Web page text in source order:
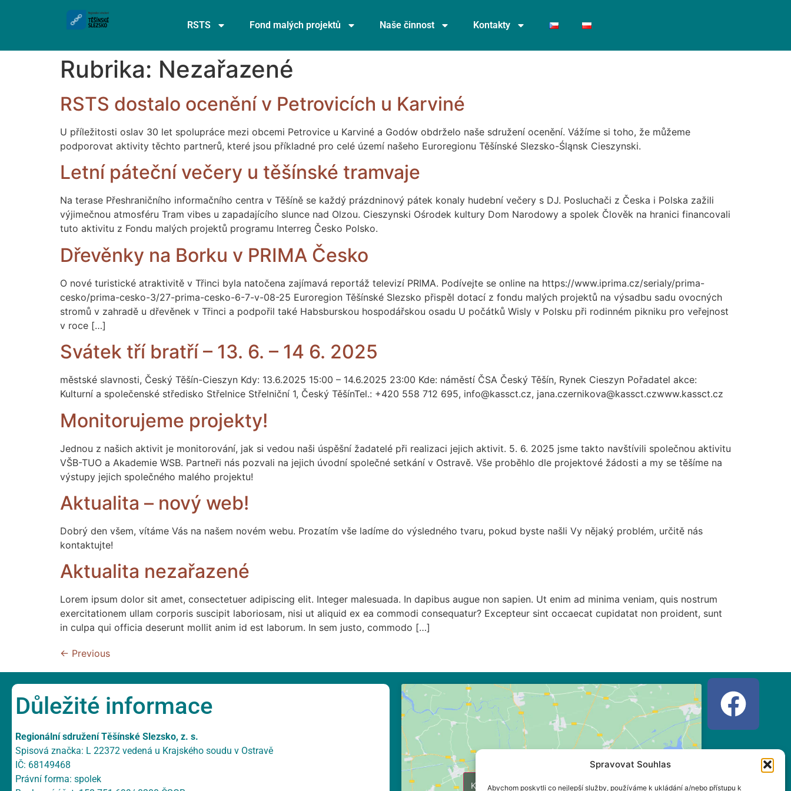
Spravovat Souhlas
Abychom poskytli co nejlepší služby, používáme k ukládání a/nebo přístupu k
RSTS Fond malých projektů Naše činnost Kontakty
Rubrika: Nezařazené
RSTS dostalo ocenění v Petrovicích u Karviné
U příležitosti oslav 30 let spolupráce mezi obcemi Petrovice u Karviné a Godów obdrželo naše sdružení ocenění. Vážíme si toho, že můžeme
podporovat aktivity těchto partnerů, které jsou příkladné pro celé území našeho Euroregionu Těšínské Slezsko-Śląnsk Cieszynski.
Letní páteční večery u těšínské tramvaje
Na terase Přeshraničního informačního centra v Těšíně se každý prázdninový pátek konaly hudební večery s DJ. Posluchači z Česka i Polska zažili
výjimečnou atmosféru Tram vibes u zapadajícího slunce nad Olzou. Cieszynski Ośrodek kultury Dom Narodowy a spolek Člověk na hranici financovali
tuto aktivitu z Fondu malých projektů programu Interreg Česko Polsko.
Dřevěnky na Borku v PRIMA Česko
O nové turistické atraktivitě v Třinci byla natočena zajímavá reportáž televizí PRIMA. Podívejte se online na https://www.iprima.cz/serialy/prima-
cesko/prima-cesko-3/27-prima-cesko-6-7-v-08-25 Euroregion Těšínské Slezsko přispěl dotací z fondu malých projektů na výsadbu sadu ovocných
stromů v zahradě u dřevěnek v Třinci a podpořil také Habsburskou hospodářskou osadu U počátků Wisly v Polsku při rodinném pikniku pro veřejnost
v roce […]
Svátek tří bratří – 13. 6. – 14 6. 2025
městské slavnosti, Český Těšín-Cieszyn Kdy: 13.6.2025 15:00 – 14.6.2025 23:00 Kde: náměstí ČSA Český Těšín, Rynek Cieszyn Pořadatel akce:
Kulturní a společenské středisko Střelnice Střelniční 1, Český TěšínTel.: +420 558 712 695, info@kassct.cz, jana.czernikova@kassct.czwww.kassct.cz
Monitorujeme projekty!
Jednou z našich aktivit je monitorování, jak si vedou naši úspěšní žadatelé při realizaci jejich aktivit. 5. 6. 2025 jsme takto navštívili společnou aktivitu
VŠB-TUO a Akademie WSB. Partneři nás pozvali na jejich úvodní společné setkání v Ostravě. Vše proběhlo dle projektové žádosti a my se těšíme na
výstupy jejich společného malého projektu!
Aktualita – nový web!
Dobrý den všem, vítáme Vás na našem novém webu. Prozatím vše ladíme do výsledného tvaru, pokud byste našli Vy nějaký problém, určitě nás
kontaktujte!
Aktualita nezařazené
Lorem ipsum dolor sit amet, consectetuer adipiscing elit. Integer malesuada. In dapibus augue non sapien. Ut enim ad minima veniam, quis nostrum
exercitationem ullam corporis suscipit laboriosam, nisi ut aliquid ex ea commodi consequatur? Excepteur sint occaecat cupidatat non proident, sunt
in culpa qui officia deserunt mollit anim id est laborum. In sem justo, commodo […]
← Previous
Důležité informace
Regionální sdružení Těšínské Slezsko, z. s.
Spisová značka: L 22372 vedená u Krajského soudu v Ostravě
IČ: 68149468
Právní forma: spolek
Klepnutím přijměte marketingové soubory